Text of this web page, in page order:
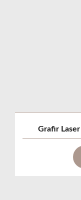
Grafir